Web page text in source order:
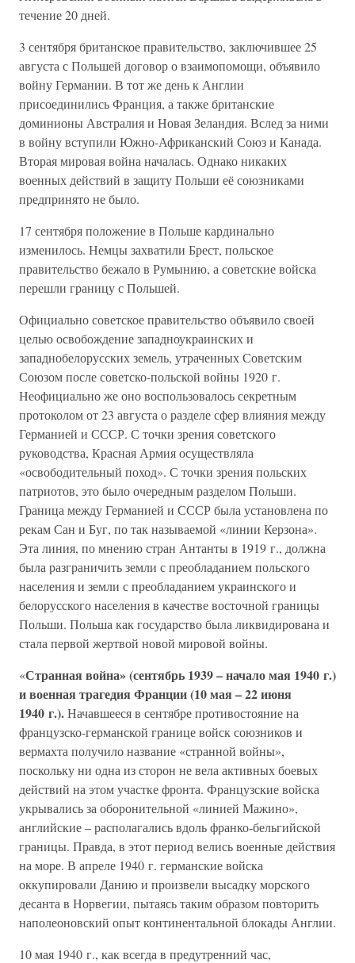
течение 20 дней.
3 сентября британское правительство, заключившее 25
августа с Польшей договор о взаимопомощи, объявило
войну Германии. В тот же день к Англии
присоединились Франция, а также британские
доминионы Австралия и Новая Зеландия. Вслед за ними
в войну вступили Южно-Африканский Союз и Канада.
Вторая мировая война началась. Однако никаких
военных действий в защиту Польши её союзниками
предпринято не было.
17 сентября положение в Польше кардинально
изменилось. Немцы захватили Брест, польское
правительство бежало в Румынию, а советские войска
перешли границу с Польшей.
Официально советское правительство объявило своей
целью освобождение западноукраинских и
западнобелорусских земель, утраченных Советским
Союзом после советско-польской войны 1920 г.
Неофициально же оно воспользовалось секретным
протоколом от 23 августа о разделе сфер влияния между
Германией и СССР. С точки зрения советского
руководства, Красная Армия осуществляла
«освободительный поход». С точки зрения польских
патриотов, это было очередным разделом Польши.
Граница между Германией и СССР была установлена по
рекам Сан и Буг, по так называемой «линии Керзона».
Эта линия, по мнению стран Антанты в 1919 г., должна
была разграничить земли с преобладанием польского
населения и земли с преобладанием украинского и
белорусского населения в качестве восточной границы
Польши. Польша как государство была ликвидирована и
стала первой жертвой новой мировой войны.
«Странная война» (сентябрь 1939 – начало мая 1940 г.)
и военная трагедия Франции (10 мая – 22 июня
1940 г.).Начавшееся в сентябре противостояние на
французско-германской границе войск союзников и
вермахта получило название «странной войны»,
поскольку ни одна из сторон не вела активных боевых
действий на этом участке фронта. Французские войска
укрывались за оборонительной «линией Мажино»,
английские – располагались вдоль франко-бельгийской
границы. Правда, в этот период велись военные действия
на море. В апреле 1940 г. германские войска
оккупировали Данию и произвели высадку морского
десанта в Норвегии, пытаясь таким образом повторить
наполеоновский опыт континентальной блокады Англии.
10 мая 1940 г., как всегда в предутренний час,